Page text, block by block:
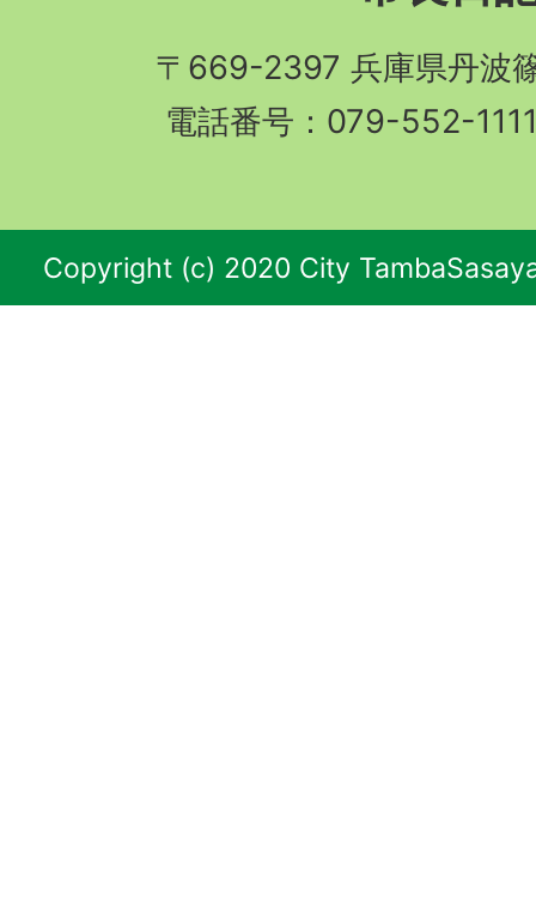
〒669-2397 兵庫県丹波
電話番号：079-552-
Copyright (c) 2020 City